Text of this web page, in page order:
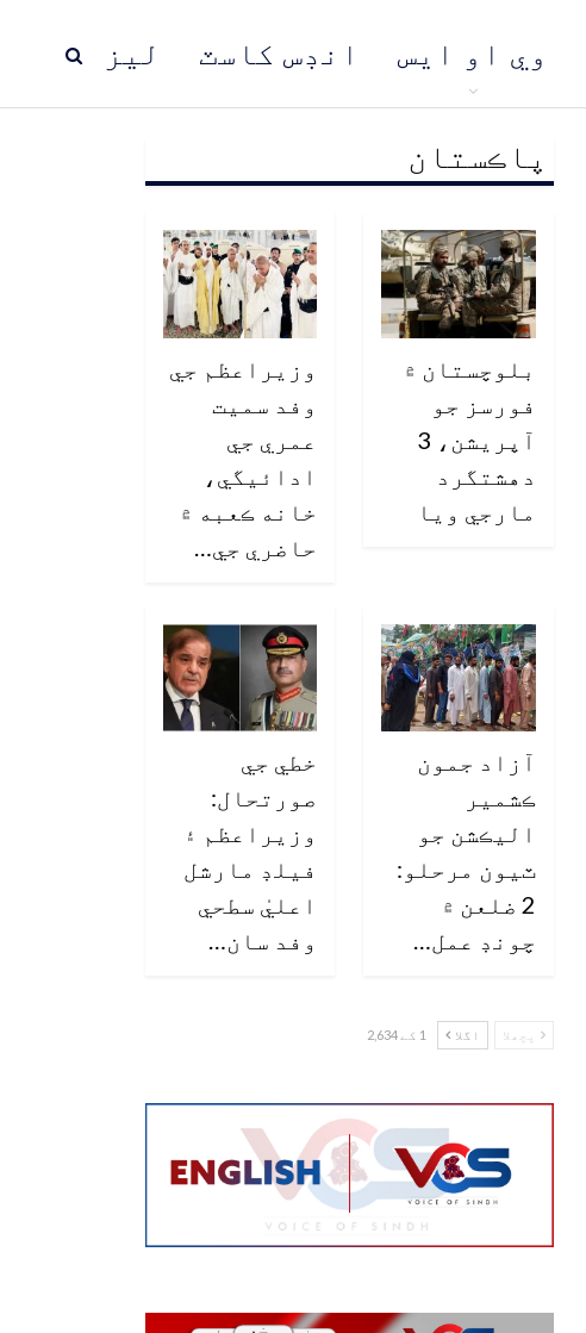
ليز انڊس کاسٽ وي او ايس
پاڪستان مُنڍ
پاڪستان
بلوچستان ۾
فورسز جو
آپريشن، 3
دهشتگرد
مارجي ويا
وزيراعظم جي
وفد سميت
عمري جي
ادائيگي،
خانه ڪعبه ۾
حاضري جي…
آزاد جمون
ڪشمير
اليڪشن جو
ٽيون مرحلو:
2 ضلعن ۾
چونڊ عمل…
خطي جي
صورتحال:
وزيراعظم ۽
فيلڊ مارشل
اعليٰ سطحي
وفد سان…
پچھلا اگلا 1 کے 2,634